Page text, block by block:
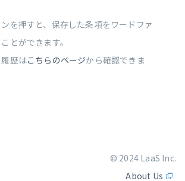
を押すと、保存した条項をワードファ
とができます。
歴はこちらのページから確認できま
© 2024 LaaS Inc.
About Us